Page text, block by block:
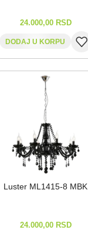
24.000,00 RSD
DODAJ U KORPU
Luster ML1415-⁠8 MBK
24.000,00 RSD